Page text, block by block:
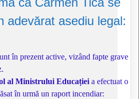
adevărat asediu legal:
în prezent active, vizând fapte grave
al Ministrului Educației a efectuat o
în urmă un raport incendiar: